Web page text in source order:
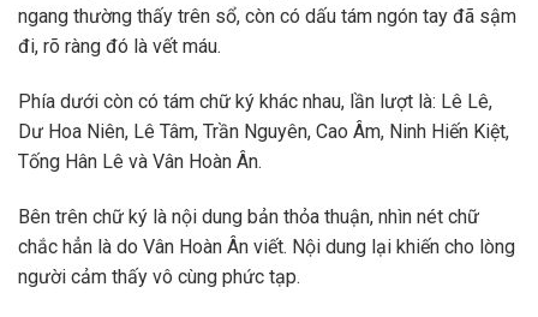
ngang thường thấy trên sổ, còn có dấu tám ngón tay đã sậm
đi, rõ ràng đó là vết máu.
Phía dưới còn có tám chữ ký khác nhau, lần lượt là: Lê Lê,
Dư Hoa Niên, Lê Tâm, Trần Nguyên, Cao Âm, Ninh Hiến Kiệt,
Tống Hân Lê và Vân Hoàn Ân.
Bên trên chữ ký là nội dung bản thỏa thuận, nhìn nét chữ
chắc hẳn là do Vân Hoàn Ân viết. Nội dung lại khiến cho lòng
người cảm thấy vô cùng phức tạp.